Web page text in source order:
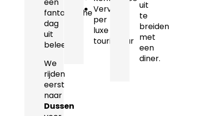
fantastische
dag
uit
beleeft!
We
rijden
eerst
naar
Dussen
Vervoer
per
luxe
touringcar
uit
te
breiden
met
een
diner.